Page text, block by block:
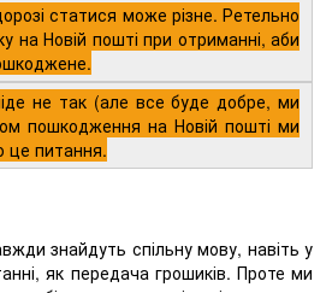
статися може різне. Ретельно
на Новій пошті при отриманні, аби
не так (але все буде добре, ми
пошкодження на Новій пошті ми
це питання.
знайдуть спільну мову, навіть у
як передача грошиків. Проте ми